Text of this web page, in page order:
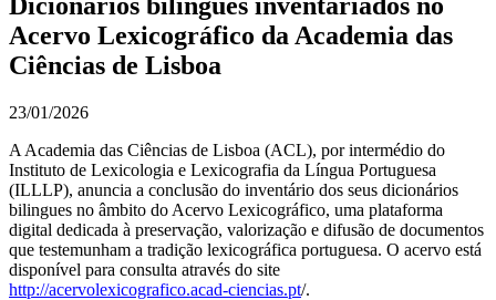
Acervo Lexicográfico da Academia das
Ciências de Lisboa
23/01/2026
A Academia das Ciências de Lisboa (ACL), por intermédio do
Instituto de Lexicologia e Lexicografia da Língua Portuguesa
(ILLLP), anuncia a conclusão do inventário dos seus dicionários
bilingues no âmbito do Acervo Lexicográfico, uma plataforma
digital dedicada à preservação, valorização e difusão de documentos
que testemunham a tradição lexicográfica portuguesa. O acervo está
disponível para consulta através do site
http://acervolexicografico.acad-ciencias.pt/.